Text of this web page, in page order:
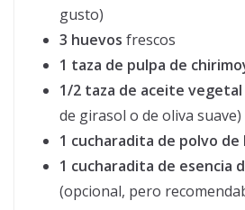
gusto)
3 huevos frescos
1 taza de pulpa de
1/2 taza de aceite vegetal
de girasol o de oliva suave)
1 cucharadita de polvo
1 cucharadita de esencia
(opcional, pero